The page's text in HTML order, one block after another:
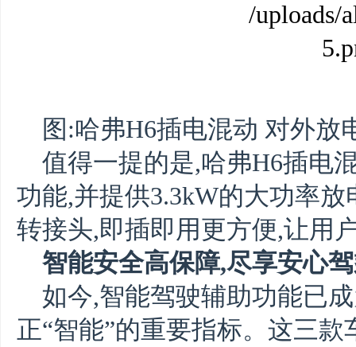
图:哈弗H6插电混动 对外放
值得一提的是,哈弗H6插电
功能,并提供3.3kW的大功率
转接头,即插即用更方便,让用
智能安全高保障,尽享安心
如今,智能驾驶辅助功能已
正“智能”的重要指标。这三